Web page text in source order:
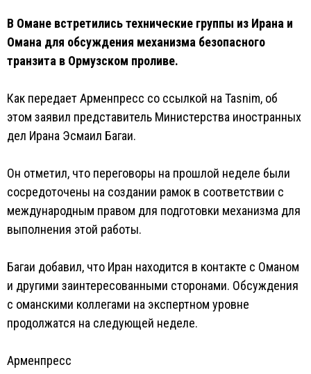
В Омане встретились технические группы из Ирана и
Омана для обсуждения механизма безопасного
транзита в Ормузском проливе.
Как передает Арменпресс со ссылкой на Tasnim, об
этом заявил представитель Министерства иностранных
дел Ирана Эсмаил Багаи.
Он отметил, что переговоры на прошлой неделе были
сосредоточены на создании рамок в соответствии с
международным правом для подготовки механизма для
выполнения этой работы.
Багаи добавил, что Иран находится в контакте с Оманом
и другими заинтересованными сторонами. Обсуждения
с оманскими коллегами на экспертном уровне
продолжатся на следующей неделе.
Арменпресс